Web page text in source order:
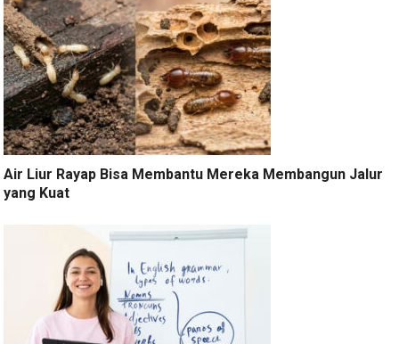
Air Liur Rayap Bisa Membantu Mereka Membangun Jalur
yang Kuat